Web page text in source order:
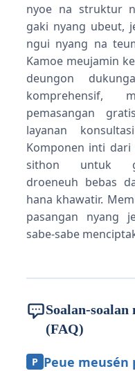
nyoe na struktur
gaki nyang ubeut,
ngui nyang na
Kamoe meujamin
deungon
komprehensif,
pemasangan
layanan
Komponen inti
sithon untuk
droeneuh bebas
hana khawatir.
pasangan nyang
sabe-sabe
Soalan-soalan
(FAQ)
P Peue meusén